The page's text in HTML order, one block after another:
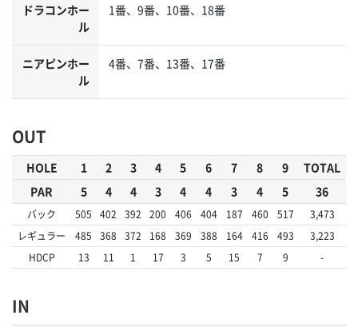
ドラコンホー
ル
1番、9番、10番、18番
ニアピンホー
ル
4番、7番、13番、17番
OUT
HOLE 1 2 3 4 5 6 7 8 9
TOTAL
PAR
5 4 4 3 4 4 3 4 5 36
バック 505 402 392 200 406 404 187 460 517
3,473
レギュラー
485 368 372 168 369 388 164 416 493
3,223
HDCP
13 11 1 17 3 5 15 7 9 -
IN